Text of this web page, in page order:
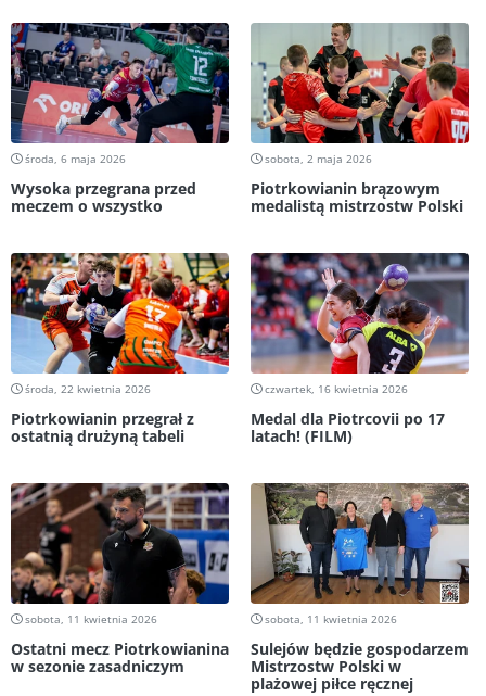
środa, 6 maja 2026
Wysoka przegrana przed
meczem o wszystko
sobota, 2 maja 2026
Piotrkowianin brązowym
medalistą mistrzostw Polski
środa, 22 kwietnia 2026
Piotrkowianin przegrał z
ostatnią drużyną tabeli
czwartek, 16 kwietnia 2026
Medal dla Piotrcovii po 17
latach! (FILM)
sobota, 11 kwietnia 2026
Ostatni mecz Piotrkowianina
w sezonie zasadniczym
sobota, 11 kwietnia 2026
Sulejów będzie gospodarzem
Mistrzostw Polski w
plażowej piłce ręcznej